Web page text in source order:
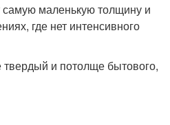
маленькую толщину и
где нет интенсивного
и потолще бытового,